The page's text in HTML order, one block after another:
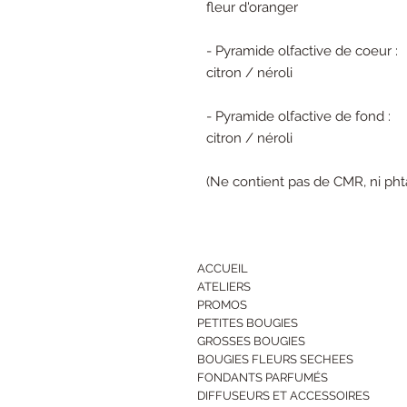
fleur d'oranger
- Pyramide olfactive de coeur :
citron / néroli
- Pyramide olfactive de fond :
citron / néroli
(Ne contient pas de CMR, ni
ACCUEIL
ATELIERS
PROMOS
PETITES BOUGIES
GROSSES BOUGIES
BOUGIES FLEURS SECHEES
FONDANTS PARFUMÉS
DIFFUSEURS ET ACCESSOIRES